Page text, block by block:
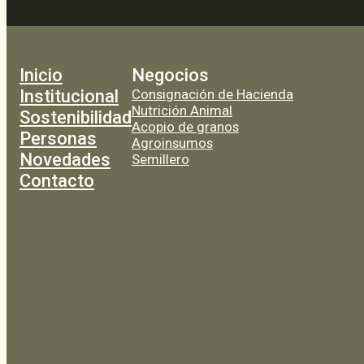
Inicio
Institucional
Sostenibilidad
Personas
Novedades
Contacto
Negocios
Consignación de Hacienda
Nutrición Animal
Acopio de granos
Agroinsumos
Semillero